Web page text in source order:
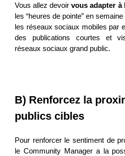
Vous allez devoirvous adapter à
les “heures de pointe” en
les réseaux sociaux mobiles par
des publications courtes et
réseaux sociaux grand public.
B) Renforcez la
publics cibles
Pour renforcer le sentiment de
le Community Manager a la